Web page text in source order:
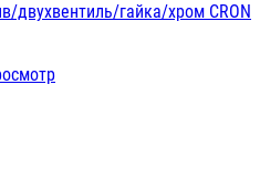
двухвентиль/гайка/хром CRON